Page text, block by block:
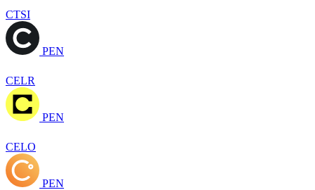
CTSI
PEN
CELR
PEN
CELO
PEN